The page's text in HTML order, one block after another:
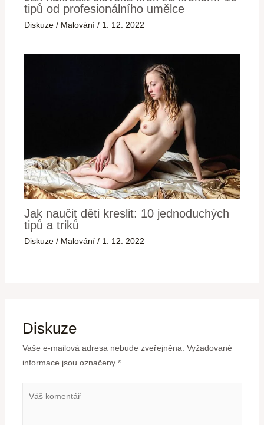
tipů od profesionálního umělce
Diskuze / Malování / 1. 12. 2022
Jak naučit děti kreslit: 10 jednoduchých
tipů a triků
Diskuze / Malování / 1. 12. 2022
Diskuze
Vaše e-mailová adresa nebude zveřejněna. Vyžadované
informace jsou označeny *